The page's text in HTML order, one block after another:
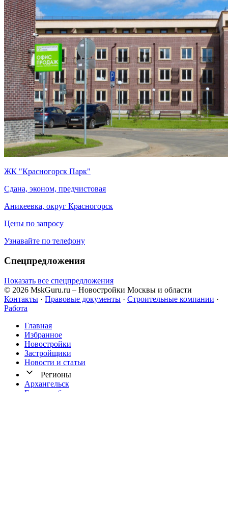
ЖК "Красногорск Парк"
Сдана, эконом, предчистовая
Аникеевка, округ Красногорск
Цены по запросу
Узнавайте по телефону
Спецпредложения
Показать все спецпредложения
© 2026 MskGuru.ru – Новостройки Москвы и области
Контакты · Правовые документы · Строительные компании ·
Работа
Главная
Избранное
Новостр ойки
Застройщики
Новости и статьи
Регионы
Архангельск
Екатеринбург